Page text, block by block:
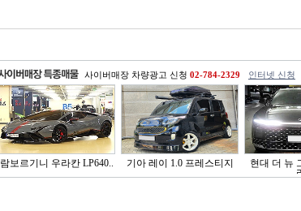
사이버매장 차량광고 신청 02-784-2329 인터넷 신청
람보르기니 우라칸 LP640.. 기아 레이 1.0 프레스티지
현대 더 뉴